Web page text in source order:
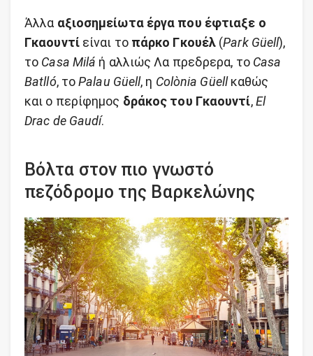
Άλλα αξιοσημείωτα έργα που έφτιαξε ο
Γκαουντίείναι το πάρκο Γκουέλ (Park Güell),
το Casa Milá ή αλλιώς Λα πρεδρερα, το Casa
Batlló, τοPalau Güell, η Colònia Güellκαθώς
και ο περίφημος δράκος του Γκαουντί,El
Drac de Gaudí.
Βόλτα στον πιο γνωστό
πεζόδρομο της Βαρκελώνης